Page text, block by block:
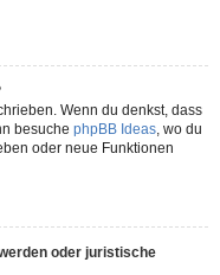
Wenn du denkst, dass
besuche phpBB Ideas, wo du
oder neue Funktionen
oder juristische